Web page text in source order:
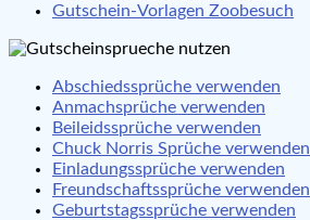
Gutschein-Vorlagen Zoobesuch
Abschiedssprüche verwenden
Anmachsprüche verwenden
Beileidssprüche verwenden
Chuck Norris Sprüche verwenden
Einladungssprüche verwenden
Freundschaftssprüche verwenden
Geburtstagssprüche verwenden